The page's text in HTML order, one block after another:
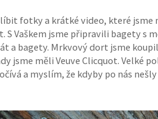
líbit fotky a krátké video, které
Vaškem jsme připravili bagety s
a bagety. Mrkvový dort jsme
jsme měli Veuve Clicquot. Velké
a myslím, že kdyby po nás